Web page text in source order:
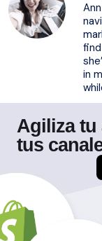
in
Agiliza tu
tus